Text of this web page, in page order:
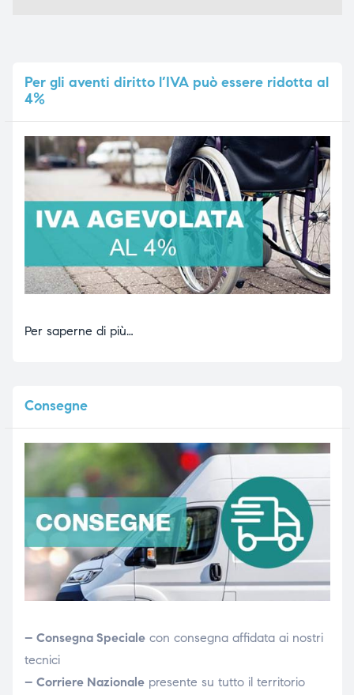
Pergli aventi diritto l’IVA può essere ridotta al
4%
Per saperne di più…
Consegne
– Consegna Specialecon consegna affidata ai nostri
tecnici
– Corriere Nazionalepresente su tutto il territorio